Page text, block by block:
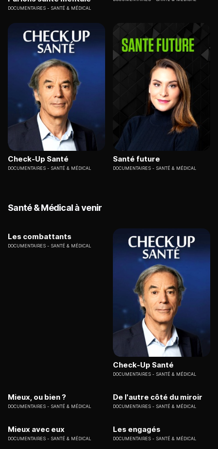
DOCUMENTAIRES SANTÉ & MÉDICAL
Check-Up Santé
DOCUMENTAIRES SANTÉ & MÉDICAL
Santé future
DOCUMENTAIRES SANTÉ & MÉDICAL
Santé & Médical à venir
Les combattants
DOCUMENTAIRES SANTÉ & MÉDICAL
Check-Up Santé
DOCUMENTAIRES SANTÉ & MÉDICAL
Mieux, ou bien ?
DOCUMENTAIRES SANTÉ & MÉDICAL
De l'autre côté du miroir
DOCUMENTAIRES SANTÉ & MÉDICAL
Mieux avec eux
DOCUMENTAIRES SANTÉ & MÉDICAL
Les engagés
DOCUMENTAIRES SANTÉ & MÉDICAL